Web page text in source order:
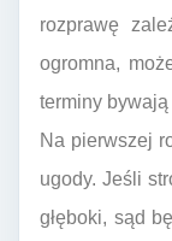
rozprawę
ogromna,
terminy bywają
Na pierwszej
ugody. Jeśli
głęboki, sąd